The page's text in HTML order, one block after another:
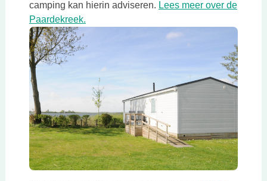
camping kan hierin adviseren. Lees meer over de
Paardekreek.